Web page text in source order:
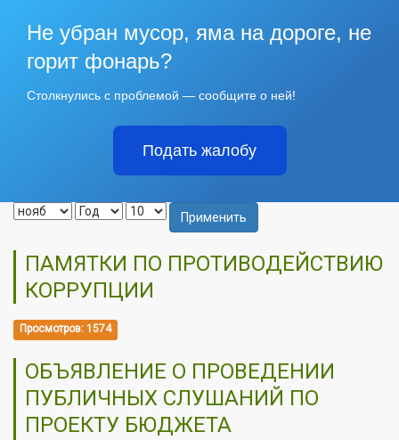
Не убран мусор, яма на дороге, не
горит фонарь?
Столкнулись с проблемой — сообщите о ней!
Подать жалобу
Применить
ПАМЯТКИ ПО ПРОТИВОДЕЙСТВИЮ
КОРРУПЦИИ
Просмотров: 1574
ОБЪЯВЛЕНИЕ О ПРОВЕДЕНИИ
ПУБЛИЧНЫХ СЛУШАНИЙ ПО
ПРОЕКТУ БЮДЖЕТА